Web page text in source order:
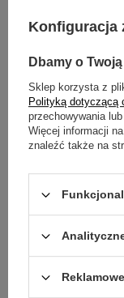
OPINIE (3)
Czy kubek można
Potrzebujesz
Konfiguracja
Dbamy o
Sklep korzysta z
Polityką dotyczącą
przechowywania
Więcej informacji
znaleźć także na